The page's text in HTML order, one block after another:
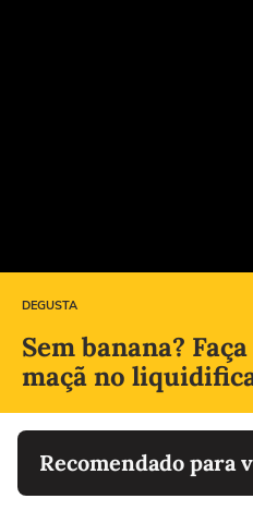
DEGUSTA
Sem banana?
maçã no
Recomendado para